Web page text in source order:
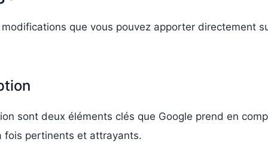
que vous pouvez apporter directement
sont deux éléments clés que Google prend en
fois pertinents et attrayants.